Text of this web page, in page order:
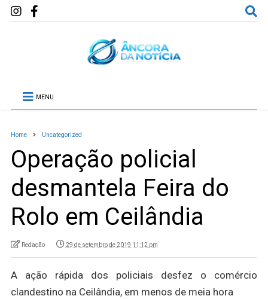
MENU
Home Uncategorized
Operação policial
desmantela Feira do
Rolo em Ceilândia
Redação 29 de setembro de 2019 11:12 pm
A ação rápida dos policiais desfez o comércio
clandestino na Ceilândia, em menos de meia hora